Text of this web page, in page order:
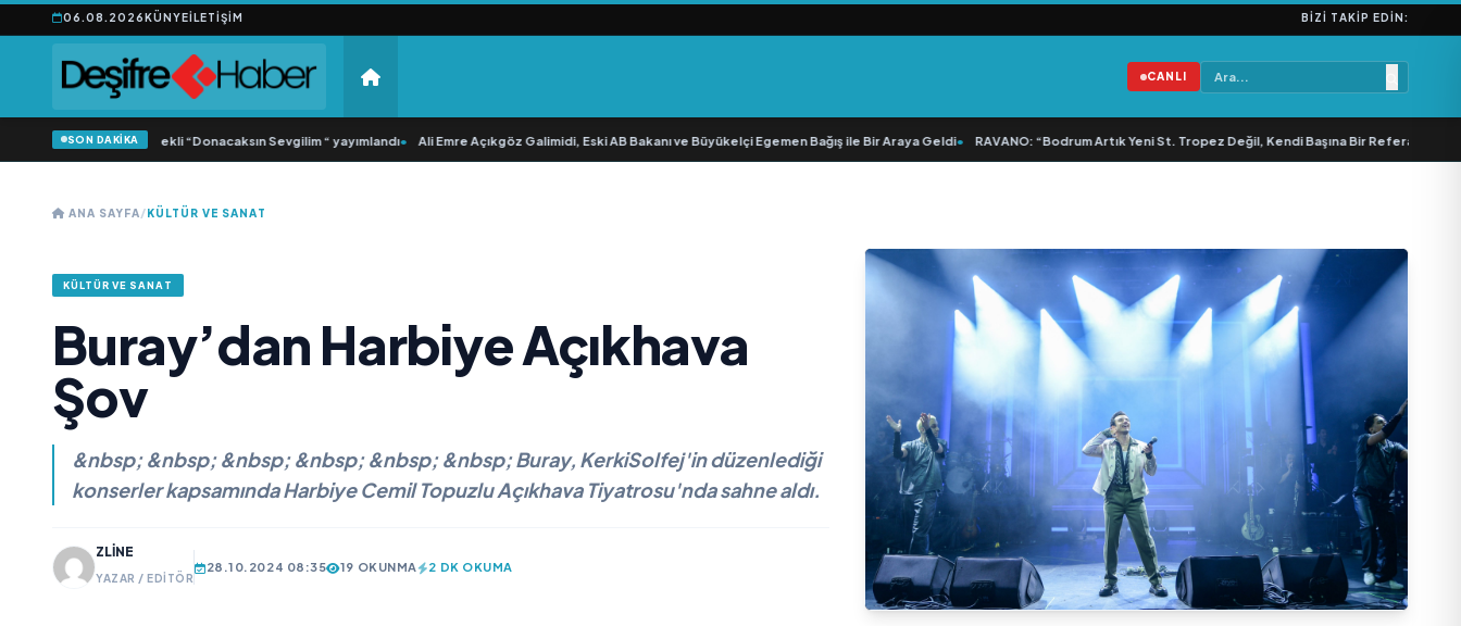
06.08.2026KÜNYEİLETIŞIM BIZI TAKIP EDIN:
CANLI
SON DAKİKA
Samlı ‘dan İkinci Tekli “Donacaksın Sevgilim “ yayımlandı• Ali Emre Açıkgöz Galimidi, Eski AB Bakanı ve Büyükelçi Egemen Bağış ile Bir Araya Geldi• RAVANO: “Bodrum Artık Yeni St. Tropez Değil, Kendi Başına Bir Referans”•
ANA SAYFA/KÜLTÜR VE SANAT
KÜLTÜR VE SANAT
Buray’dan Harbiye Açıkhava
Şov
&nbsp; &nbsp; &nbsp; &nbsp; &nbsp; &nbsp; Buray, KerkiSolfej'in düzenlediği
konserler kapsamında Harbiye Cemil Topuzlu Açıkhava Tiyatrosu'nda sahne aldı.
ZLINE
YAZAR / EDITÖR
28.10.2024 08:35 19 OKUNMA 2 DK OKUMA